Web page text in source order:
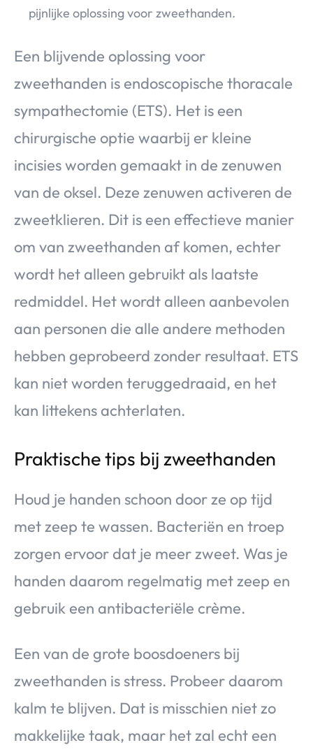
pijnlijke oplossing voor zweethanden.
Een blijvende oplossing voor
zweethanden is endoscopische thoracale
sympathectomie (ETS). Het is een
chirurgische optie waarbij er kleine
incisies worden gemaakt in de zenuwen
van de oksel. Deze zenuwen activeren de
zweetklieren. Dit is een effectieve manier
om van zweethanden af komen, echter
wordt het alleen gebruikt als laatste
redmiddel. Het wordt alleen aanbevolen
aan personen die alle andere methoden
hebben geprobeerd zonder resultaat. ETS
kan niet worden teruggedraaid, en het
kan littekens achterlaten.
Praktische tips bij zweethanden
Houd je handen schoon door ze op tijd
met zeep te wassen. Bacteriën en troep
zorgen ervoor dat je meer zweet. Was je
handen daarom regelmatig met zeep en
gebruik een antibacteriële crème.
Een van de grote boosdoeners bij
zweethanden is stress. Probeer daarom
kalm te blijven. Dat is misschien niet zo
makkelijke taak, maar het zal echt een